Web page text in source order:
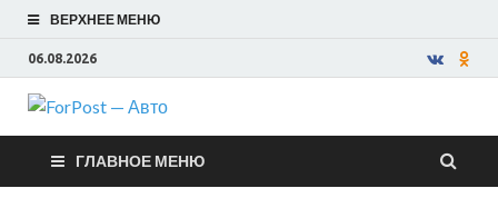
ВЕРХНЕЕ МЕНЮ
06.08.2026
ForPost —
Авто
ГЛАВНОЕ МЕНЮ